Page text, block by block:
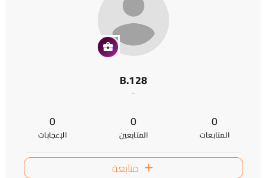
B.128
-
0
المتابعات
0
المتابعين
0
الإعجابات
متابعة